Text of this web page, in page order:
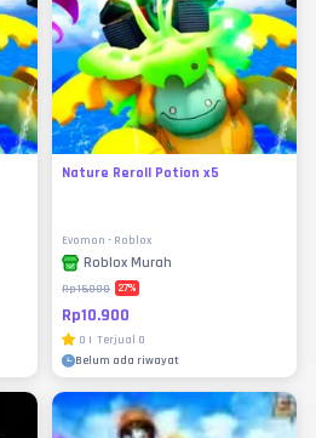
Nature Reroll Potion x5
Evomon - Roblox
Roblox Murah
Rp15.000 27%
Rp10.900
0 | Terjual 0
Belum ada riwayat